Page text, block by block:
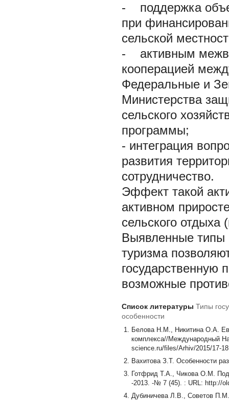
-
поддержка
при
сельской
-
активным
кооперацией
Федеральные и
Министерства
сельского
программы;
- интеграция
развития
сотрудничество.
Эффект такой
активном
сельского
Выявленные типы
туризма
государственную
возможные
Список литературы Типы
особенности
Белова Н.М., Никитина О.А.
комплекса//Международный
science.ru/files/Arhiv/2015/17-
Вахитова З.Т. Особенности
Готфрид Т.А., Чикова О.М.
-2013. -№ 7 (45). : URL: http://
Дубиничева Л.В., Советов П.М.